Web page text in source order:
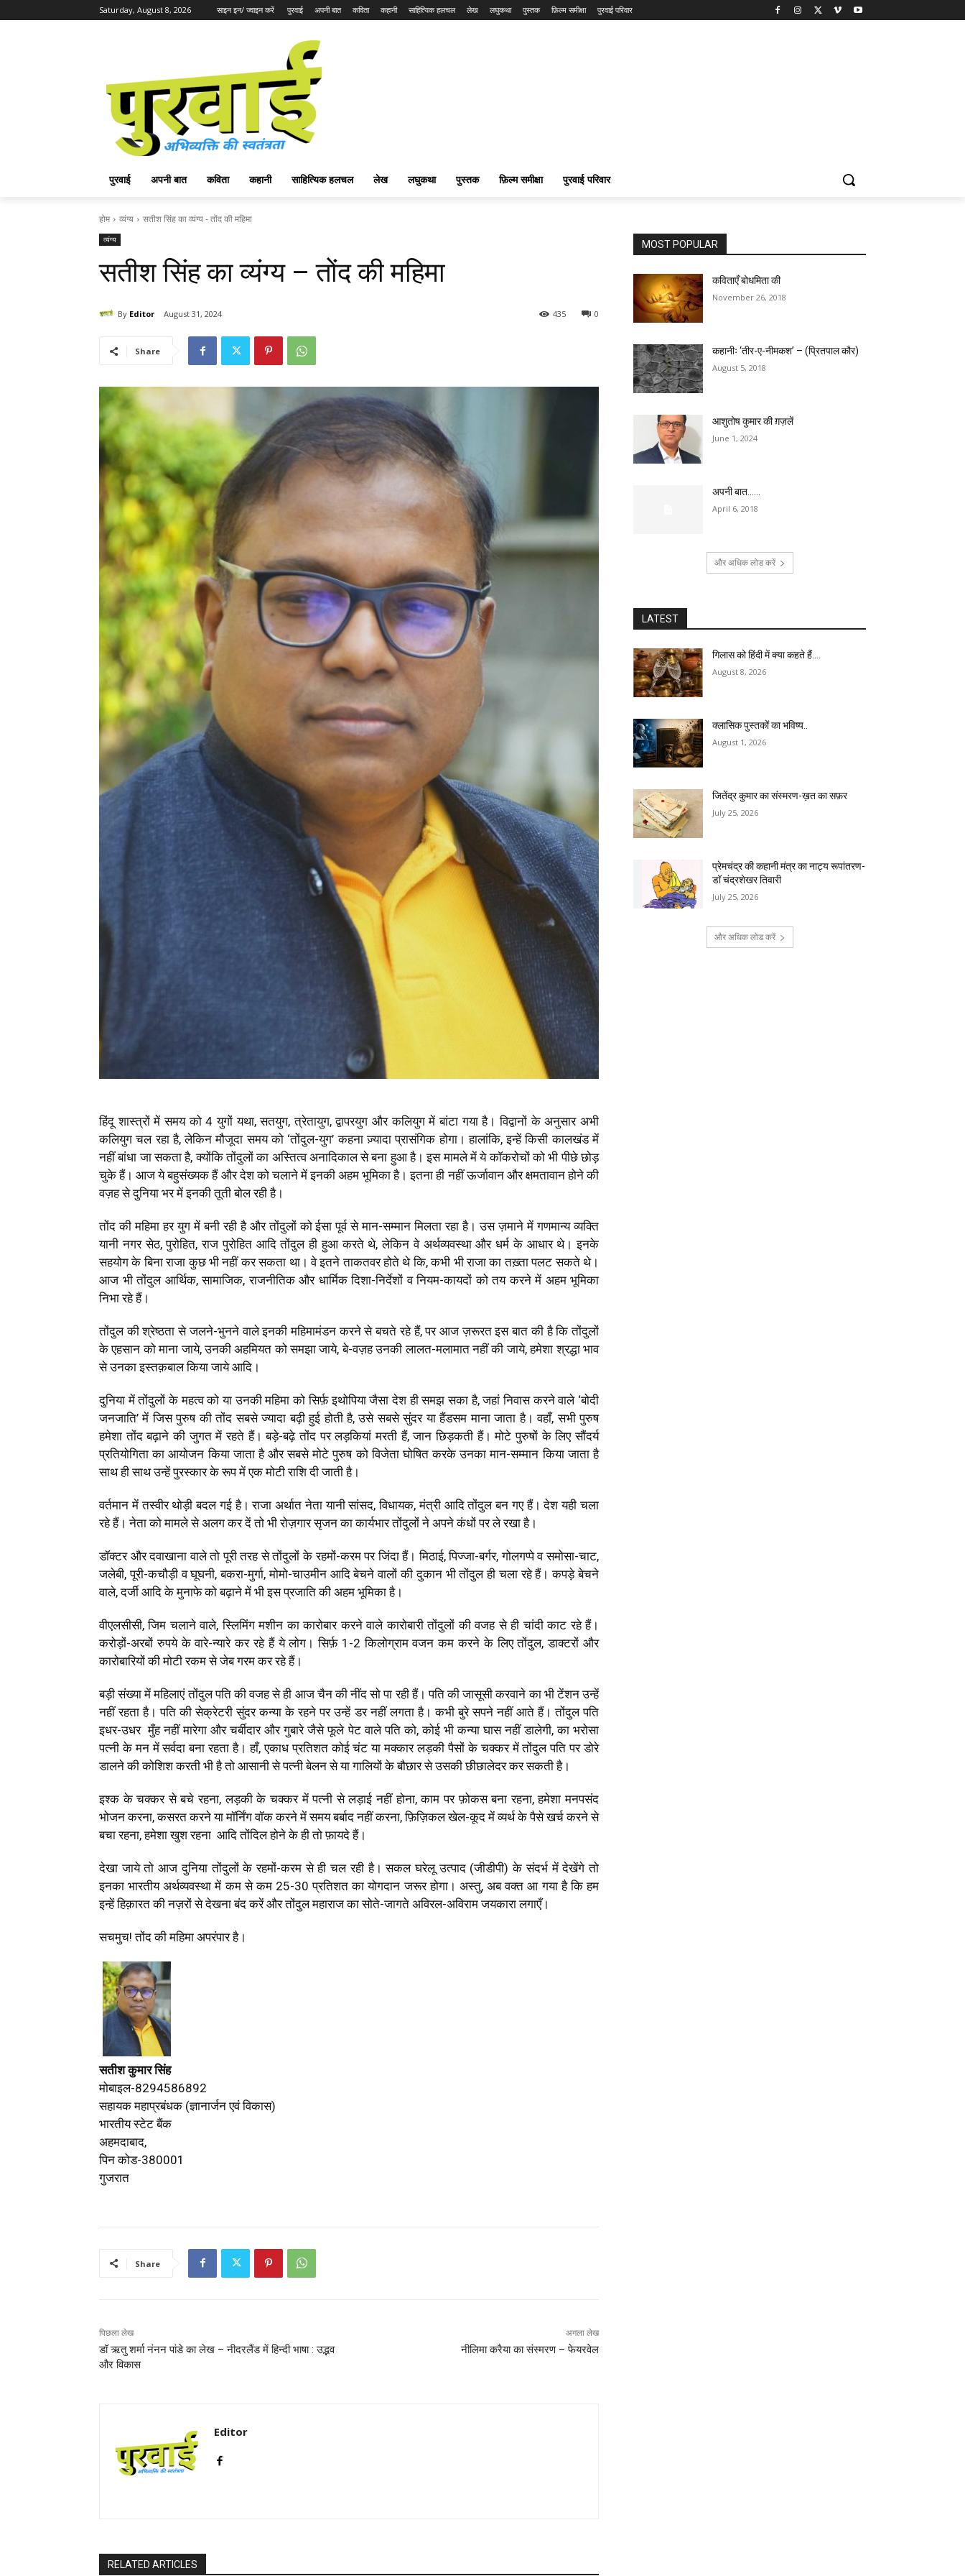
Saturday, August 8, 2026 साइन इन/ ज्वाइन करें पुरवाई अपनी बात कविता कहानी साहित्यिक हलचल लेख लघुकथा पुस्तक फ़िल्म समीक्षा पुरवाई परिवार
पुरवाई अपनी बात कविता कहानी साहित्यिक हलचल लेख लघुकथा पुस्तक फ़िल्म समीक्षा पुरवाई परिवार
होम व्यंग्य सतीश सिंह का व्यंग्य - तोंद की महिमा
व्यंग्य
सतीश सिंह का व्यंग्य – तोंद की महिमा
By Editor August 31, 2024 0
435
Share
हिंदू शास्त्रों में समय को 4 युगों यथा, सतयुग, त्रेतायुग, द्वापरयुग और कलियुग में बांटा गया है। विद्वानों के अनुसार अभी
कलियुग चल रहा है, लेकिन मौजूदा समय को ‘तोंदुल-युग’ कहना ज़्यादा प्रासंगिक होगा। हालांकि, इन्हें किसी कालखंड में
नहीं बांधा जा सकता है, क्योंकि तोंदुलों का अस्तित्व अनादिकाल से बना हुआ है। इस मामले में ये काॅकरोचों को भी पीछे छोड़
चुके हैं। आज ये बहुसंख्यक हैं और देश को चलाने में इनकी अहम भूमिका है। इतना ही नहीं ऊर्जावान और क्षमतावान होने की
वज़ह से दुनिया भर में इनकी तूती बोल रही है।
तोंद की महिमा हर युग में बनी रही है और तोंदुलों को ईसा पूर्व से मान-सम्मान मिलता रहा है। उस ज़माने में गणमान्य व्यक्ति
यानी नगर सेठ, पुरोहित, राज पुरोहित आदि तोंदुल ही हुआ करते थे, लेकिन वे अर्थव्यवस्था और धर्म के आधार थे। इनके
सहयोग के बिना राजा कुछ भी नहीं कर सकता था। वे इतने ताकतवर होते थे कि, कभी भी राजा का तख़्ता पलट सकते थे।
आज भी तोंदुल आर्थिक, सामाजिक, राजनीतिक और धार्मिक दिशा-निर्देशों व नियम-कायदों को तय करने में अहम भूमिका
निभा रहे हैं।
तोंदुल की श्रेष्ठता से जलने-भुनने वाले इनकी महिमामंडन करने से बचते रहे हैं, पर आज ज़रूरत इस बात की है कि तोंदुलों
के एहसान को माना जाये, उनकी अहमियत को समझा जाये, बे-वज़ह उनकी लालत-मलामात नहीं की जाये, हमेशा श्रद्धा भाव
से उनकाइस्तक़बालकिया जाये आदि।
दुनिया में तोंदुलों के महत्व को या उनकी महिमा को सिर्फ़ इथोपिया जैसा देश ही समझ सका है, जहां निवास करने वाले ‘बोदी
जनजाति’ में जिस पुरुष की तोंद सबसे ज्यादा बढ़ी हुई होती है, उसे सबसे सुंदर या हैंडसम माना जाता है। वहाँ, सभी पुरुष
हमेशा तोंद बढ़ाने की जुगत में रहते हैं। बड़े-बढ़े तोंद पर लड़कियां मरती हैं, जान छिड़कती हैं। मोटे पुरुषों के लिए सौंदर्य
प्रतियोगिता का आयोजन किया जाता है और सबसे मोटे पुरुष को विजेता घोषित करके उनका मान-सम्मान किया जाता है
साथ ही साथ उन्हें पुरस्कार के रूप में एक मोटी राशि दी जाती है।
वर्तमान में तस्वीर थोड़ी बदल गई है। राजा अर्थात नेता यानी सांसद, विधायक, मंत्री आदि तोंदुल बन गए हैं। देश यही चला
रहे हैं। नेता को मामले से अलग कर दें तो भी रोज़गार सृजन का कार्यभार तोंदुलों ने अपने कंधों पर ले रखा है।
डॉक्टर और दवाखाना वाले तो पूरी तरह से तोंदुलों के रहमों-करम पर जिंदा हैं। मिठाई, पिज्जा-बर्गर, गोलगप्पे व समोसा-चाट,
जलेबी, पूरी-कचौड़ी व घूघनी, बकरा-मुर्गा, मोमो-चाउमीन आदि बेचने वालों की दुकान भी तोंदुल ही चला रहे हैं। कपड़े बेचने
वाले, दर्जी आदि के मुनाफे को बढ़ाने में भी इस प्रजाति की अहम भूमिका है।
वीएलसीसी, जिम चलाने वाले, स्लिमिंग मशीन का कारोबार करने वाले कारोबारी तोंदुलों की वजह से ही चांदी काट रहे हैं।
करोड़ों-अरबों रुपये के वारे-न्यारे कर रहे हैं ये लोग। सिर्फ़ 1-2 किलोग्राम वजन कम करने के लिए तोंदुल, डाक्टरों और
कारोबारियों की मोटी रकम से जेब गरम कर रहे हैं।
बड़ी संख्या में महिलाएं तोंदुल पति की वजह से ही आज चैन की नींद सो पा रही हैं। पति की जासूसी करवाने का भी टेंशन उन्हें
नहीं रहता है। पति की सेक्रेटरी सुंदर कन्या के रहने पर उन्हें डर नहीं लगता है। कभी बुरे सपने नहीं आते हैं। तोंदुल पति
इधर-उधर मुँहनहीं मारेगा और चर्बीदार और गुबारे जैसे फूले पेट वाले पति को, कोई भी कन्या घास नहीं डालेगी, का भरोसा
पत्नी के मन में सर्वदा बना रहता है। हाँ, एकाध प्रतिशत कोई चंट या मक्कार लड़की पैसों के चक्कर में तोंदुल पति पर डोरे
डालने की कोशिश करती भी है तो आसानी से पत्नी बेलन से या गालियों के बौछार से उसकी छीछालेदर कर सकती है।
इश्क के चक्कर से बचे रहना, लड़की के चक्कर में पत्नी से लड़ाई नहीं होना, काम पर फ़ोकस बना रहना, हमेशा मनपसंद
भोजन करना, कसरत करने या मॉर्निंग वॉक करने में समय बर्बाद नहीं करना, फ़िज़िकल खेल-कूद में व्यर्थ के पैसे खर्च करने से
बचा रहना, हमेशा खुश रहना आदि तोंदिल होने के ही तो फ़ायदे हैं।
देखा जाये तो आज दुनिया तोंदुलों के रहमों-करम से ही चल रही है। सकल घरेलू उत्पाद (जीडीपी) के संदर्भ में देखेंगे तो
इनका भारतीय अर्थव्यवस्था में कम से कम 25-30 प्रतिशत का योगदान जरूर होगा। अस्तु, अब वक्त आ गया है कि हम
इन्हें हिक़ारत की नज़रों से देखना बंद करें और तोंदुल महाराज का सोते-जागते अविरल-अविराम जयकारा लगाएँ।
सचमुच! तोंद की महिमा अपरंपार है।
सतीश कुमार सिंह
मोबाइल-8294586892
सहायक महाप्रबंधक (ज्ञानार्जन एवं विकास)
भारतीय स्टेट बैंक
अहमदाबाद,
पिन कोड-380001
गुजरात
Share
पिछला लेख
डॉ ऋतु शर्मा नंनन पांडे का लेख – नीदरलैंड में हिन्दी भाषा : उद्भव
और विकास
अगला लेख
नीलिमा करैया का संस्मरण – फेयरवेल
Editor
RELATED ARTICLES
MOST POPULAR
कविताएँ बोधमिता की
November 26, 2018
कहानीः ‘तीर-ए-नीमकश’ – (प्रितपाल कौर)
August 5, 2018
आशुतोष कुमार की ग़ज़लें
June 1, 2024
अपनी बात……
April 6, 2018
और अधिक लोड करें
LATEST
गिलास को हिंदी में क्या कहते हैं….
August 8, 2026
क्लासिक पुस्तकों का भविष्य..
August 1, 2026
जितेंद्र कुमार का संस्मरण-ख़त का सफ़र
July 25, 2026
प्रेमचंद्र की कहानी मंत्र का नाट्य रूपांतरण-
डॉ चंद्रशेखर तिवारी
July 25, 2026
और अधिक लोड करें